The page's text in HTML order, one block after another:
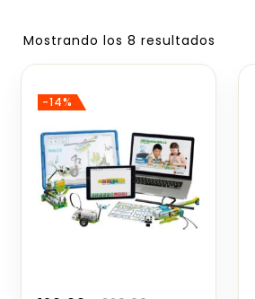
Mostrando los 8 resultados
-14%